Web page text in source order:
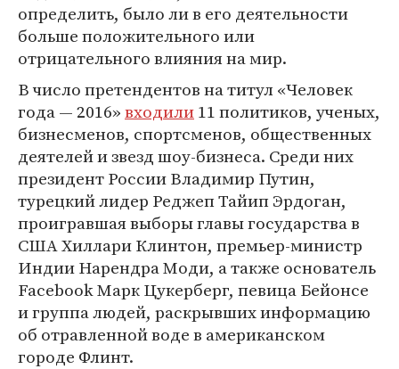
определить, было ли в его деятельности
больше положительного или
отрицательного влияния на мир.
В число претендентов на титул «Человек
года — 2016»входили11 политиков, ученых,
бизнесменов, спортсменов, общественных
деятелей и звезд шоу-бизнеса. Среди них
президент России Владимир Путин,
турецкий лидер Реджеп Тайип Эрдоган,
проигравшая выборы главы государства в
США Хиллари Клинтон, премьер-министр
Индии Нарендра Моди, а также основатель
Facebook Марк Цукерберг, певица Бейонсе
и группа людей, раскрывших информацию
об отравленной воде в американском
городе Флинт.